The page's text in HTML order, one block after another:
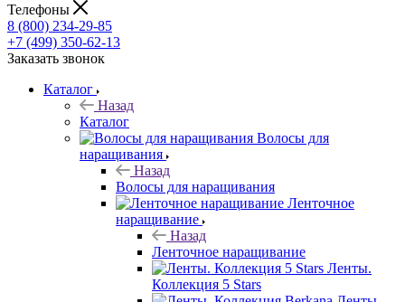
Телефоны
8 (800) 234-29-85
+7 (499) 350-62-13
Заказать звонок
Каталог
Назад
Каталог
Волосы для
наращивания
Назад
Волосы для наращивания
Ленточное
наращивание
Назад
Ленточное наращивание
Ленты.
Коллекция 5 Stars